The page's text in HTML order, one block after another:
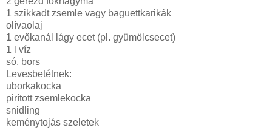
1 szikkadt zsemle vagy baguettkarikák
olívaolaj
1 evőkanál lágy ecet (pl. gyümölcsecet)
1 l víz
só, bors
Levesbetétnek:
uborkakocka
pirított zsemlekocka
snidling
keménytojás szeletek